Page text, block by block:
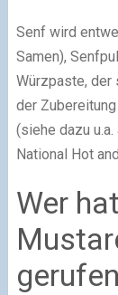
Senf wird
Samen),
Würzpaste, der
der
(siehe dazu
National Hot
Wer